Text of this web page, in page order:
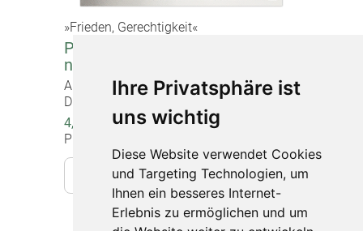
Ihre Privatsphäre ist
uns wichtig
Diese Website verwendet Cookies
und Targeting Technologien, um
Ihnen ein besseres Internet-
Erlebnis zu ermöglichen und um
»Frieden, Gerechtigkeit«
Poster "Fürchte dich nicht, rede
nur, schweige nicht"
Artikel-Nr. 1120
DIN A2 (60 x 42 cm), beidseitig bedruckt
4,00 €
Preise inkl. gesetzlicher MwSt.
In den Warenkorb